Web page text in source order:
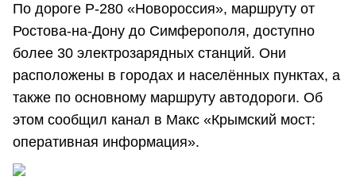
По дороге Р-280 «Новороссия», маршруту от
Ростова-на-Дону до Симферополя, доступно
более 30 электрозарядных станций. Они
расположены в городах и населённых пунктах, а
также по основному маршруту автодороги. Об
этом сообщил канал в Макс «Крымский мост:
оперативная информация».